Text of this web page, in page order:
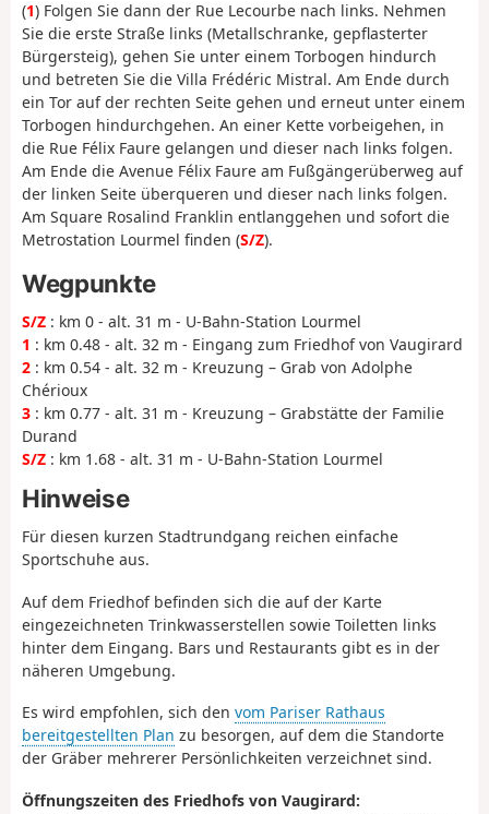
(1) Folgen Sie dann der Rue Lecourbe nach links. Nehmen
Sie die erste Straße links (Metallschranke, gepflasterter
Bürgersteig), gehen Sie unter einem Torbogen hindurch
und betreten Sie die Villa Frédéric Mistral. Am Ende durch
ein Tor auf der rechten Seite gehen und erneut unter einem
Torbogen hindurchgehen. An einer Kette vorbeigehen, in
die Rue Félix Faure gelangen und dieser nach links folgen.
Am Ende die Avenue Félix Faure am Fußgängerüberweg auf
der linken Seite überqueren und dieser nach links folgen.
Am Square Rosalind Franklin entlanggehen und sofort die
Metrostation Lourmel finden (S/Z).
Wegpunkte
S/Z : km 0 - alt. 31 m - U-Bahn-Station Lourmel
1 : km 0.48 - alt. 32 m - Eingang zum Friedhof von Vaugirard
2 : km 0.54 - alt. 32 m - Kreuzung – Grab von Adolphe
Chérioux
3 : km 0.77 - alt. 31 m - Kreuzung – Grabstätte der Familie
Durand
S/Z : km 1.68 - alt. 31 m - U-Bahn-Station Lourmel
Hinweise
Für diesen kurzen Stadtrundgang reichen einfache
Sportschuhe aus.
Auf dem Friedhof befinden sich die auf der Karte
eingezeichneten Trinkwasserstellen sowie Toiletten links
hinter dem Eingang. Bars und Restaurants gibt es in der
näheren Umgebung.
Es wird empfohlen, sich den vom Pariser Rathaus
bereitgestellten Plan zu besorgen, auf dem die Standorte
der Gräber mehrerer Persönlichkeiten verzeichnet sind.
Öffnungszeiten des Friedhofs von Vaugirard: